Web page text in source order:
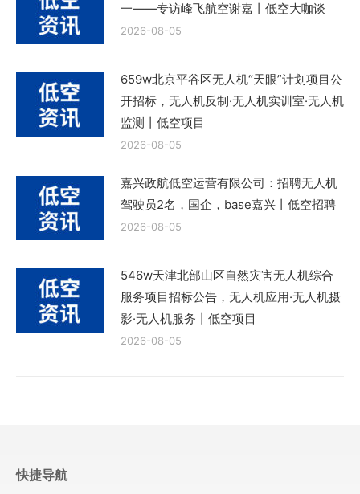
一——专访峰飞航空谢嘉丨低空大咖谈
2026-08-05
659w北京平谷区无人机“天眼”计划项目公
开招标，无人机反制·无人机实训室·无人机
监测丨低空项目
2026-08-05
嘉兴政航低空运营有限公司：招聘无人机
驾驶员2名，国企，base嘉兴丨低空招聘
2026-08-05
546w天津北部山区自然灾害无人机综合
服务项目招标公告，无人机应用·无人机摄
影·无人机服务丨低空项目
2026-08-05
快捷导航